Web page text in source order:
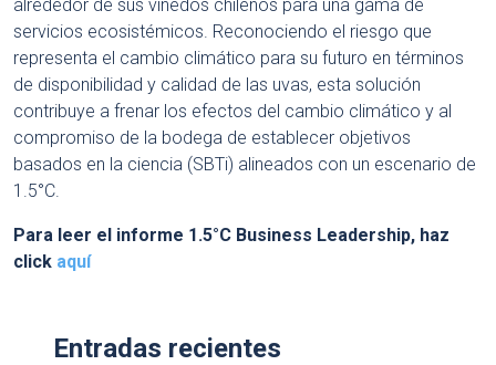
alrededor de sus viñedos chilenos para una gama de
servicios ecosistémicos. Reconociendo el riesgo que
representa el cambio climático para su futuro en términos
de disponibilidad y calidad de las uvas, esta solución
contribuye a frenar los efectos del cambio climático y al
compromiso de la bodega de establecer objetivos
basados ​​en la ciencia (SBTi) alineados con un escenario de
1.5°C.
Para leer el informe 1.5°C Business Leadership, haz
click aquí
Entradas recientes